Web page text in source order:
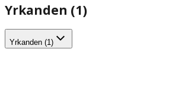
Yrkanden (1)
Yrkanden (1)